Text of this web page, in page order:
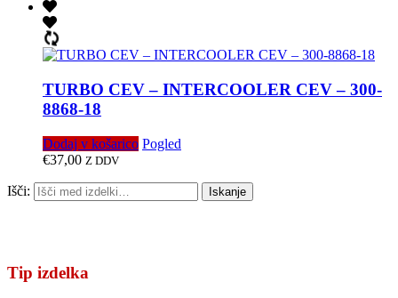
TURBO CEV – INTERCOOLER CEV – 300-
8868-18
Dodaj v košarico Pogled
€37,00 Z DDV
Išči: Iskanje
Tip izdelka